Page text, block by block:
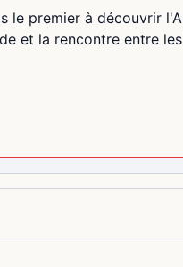
le premier à découvrir
et la rencontre entre